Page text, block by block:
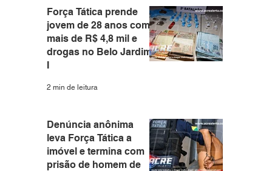
Força Tática prende
jovem de 28 anos com
mais de R$ 4,8 mil e
drogas no Belo Jardim
I
2 min de leitura
Denúncia anônima
leva Força Tática a
imóvel e termina com
prisão de homem de